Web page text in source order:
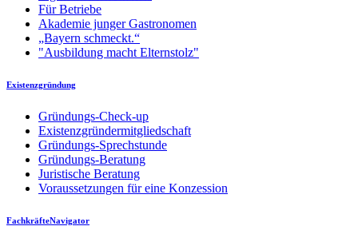
Für Betriebe
Akademie junger Gastronomen
„Bayern schmeckt.“
"Ausbildung macht Elternstolz"
Existenzgründung
Gründungs-Check-up
Existenzgründermitgliedschaft
Gründungs-Sprechstunde
Gründungs-Beratung
Juristische Beratung
Voraussetzungen für eine Konzession
FachkräfteNavigator